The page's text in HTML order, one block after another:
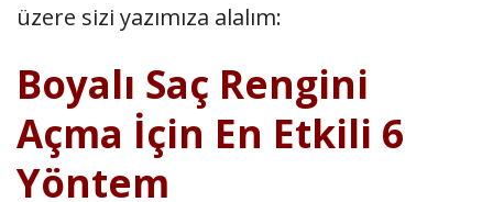
üzere sizi yazımıza alalım:
Boyalı Saç Rengini
Açma İçin En Etkili 6
Yöntem